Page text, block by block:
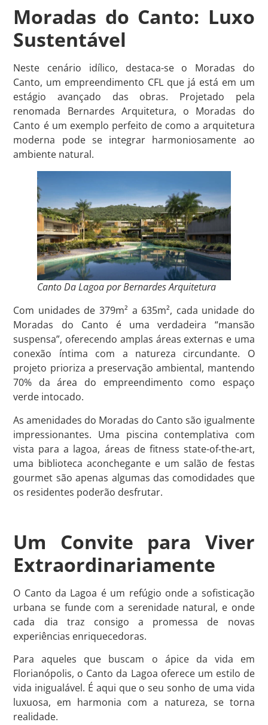
Moradas do Canto: Luxo
Sustentável
Neste cenário idílico, destaca-se o Moradas do
Canto, um empreendimento CFL que já está em um
estágio avançado das obras. Projetado pela
renomada Bernardes Arquitetura, o Moradas do
Canto é um exemplo perfeito de como a arquitetura
moderna pode se integrar harmoniosamente ao
ambiente natural.
Canto Da Lagoa por Bernardes Arquitetura
Com unidades de 379m² a 635m², cada unidade do
Moradas do Canto é uma verdadeira “mansão
suspensa”, oferecendo amplas áreas externas e uma
conexão íntima com a natureza circundante. O
projeto prioriza a preservação ambiental, mantendo
70% da área do empreendimento como espaço
verde intocado.
As amenidades do Moradas do Canto são igualmente
impressionantes. Uma piscina contemplativa com
vista para a lagoa, áreas de fitness state-of-the-art,
uma biblioteca aconchegante e um salão de festas
gourmet são apenas algumas das comodidades que
os residentes poderão desfrutar.
Um Convite para Viver
Extraordinariamente
O Canto da Lagoa é um refúgio onde a sofisticação
urbana se funde com a serenidade natural, e onde
cada dia traz consigo a promessa de novas
experiências enriquecedoras.
Para aqueles que buscam o ápice da vida em
Florianópolis, o Canto da Lagoa oferece um estilo de
vida inigualável. É aqui que o seu sonho de uma vida
luxuosa, em harmonia com a natureza, se torna
realidade.